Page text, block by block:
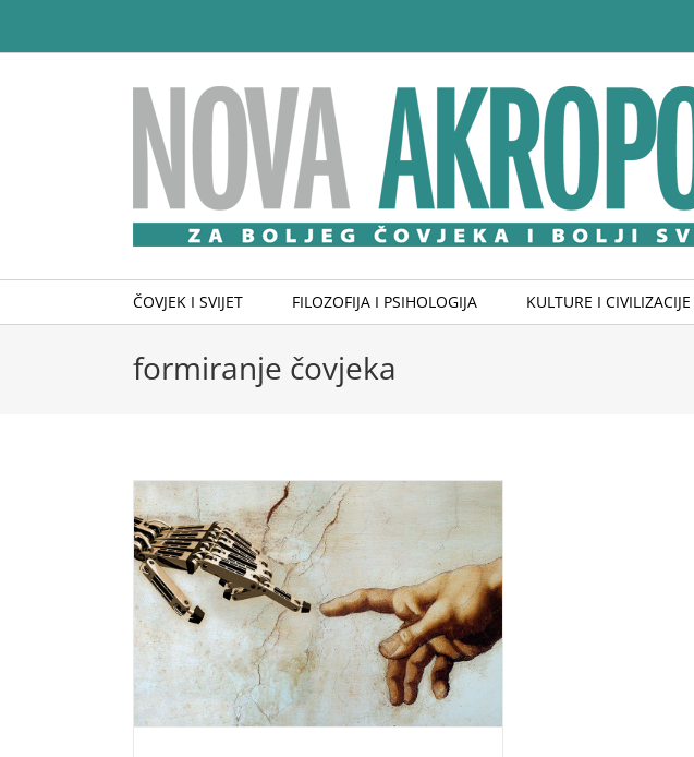
content
ČOVJEK I SVIJET FILOZOFIJA I PSIHOLOGIJA KULTURE I CIVILIZACIJE
formiranje čovjeka